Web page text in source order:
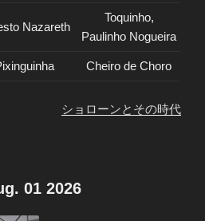
Nazareth
Toquinho,
Paulinho Nogueira
Cheiro de Choro
ショローンとその時代
01 2026